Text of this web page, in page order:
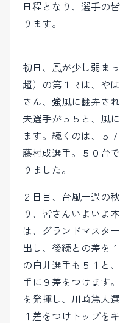
日程となり、選手の
ります。
初日、風が少し弱ま
超）の第１Ｒは、や
さん、強風に翻弄さ
夫選手が５５と、風
ます。続くのは、５
藤村成選手。５０台
りました。
２日目、台風一過の
り、皆さんいよいよ
は、グランドマスタ
出し、後続との差を
の白井選手も５１と
手に９差をつけます
を発揮し、川崎篤人
１差をつけトップを